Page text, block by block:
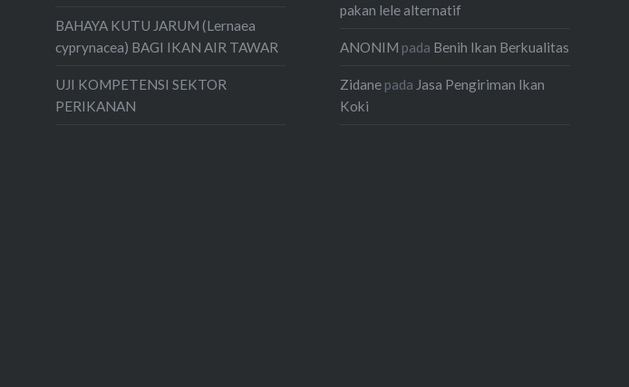
BAHAYA KUTU JARUM (Lernaea
cyprynacea) BAGI IKAN AIR TAWAR
UJI KOMPETENSI SEKTOR
PERIKANAN
pakan lele alternatif
ANONIM pada Benih Ikan Berkualitas
Zidanepada Jasa Pengiriman Ikan
Koki